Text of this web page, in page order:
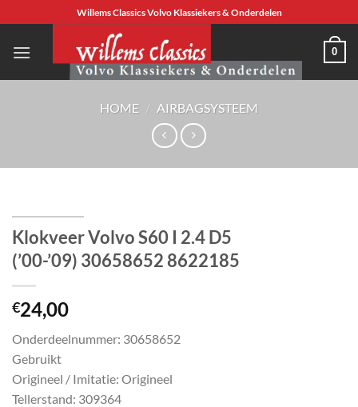
naar
inhoud
Willems Classics Volvo Klassiekers & Onderdelen
0
HOME / AIRBAGSYSTEEM
Klokveer Volvo S60 I 2.4 D5
(’00-’09) 30658652 8622185
€24,00
Onderdeelnummer: 30658652
Gebruikt
Origineel / Imitatie: Origineel
Tellerstand: 309364